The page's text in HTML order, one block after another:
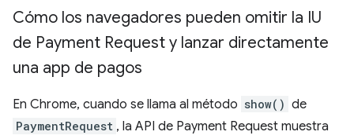
Cómo los navegadores pueden omitir la IU
de Payment Request y lanzar directamente
una app de pagos
En Chrome, cuando se llama al método show() de
PaymentRequest , la API de Payment Request muestra